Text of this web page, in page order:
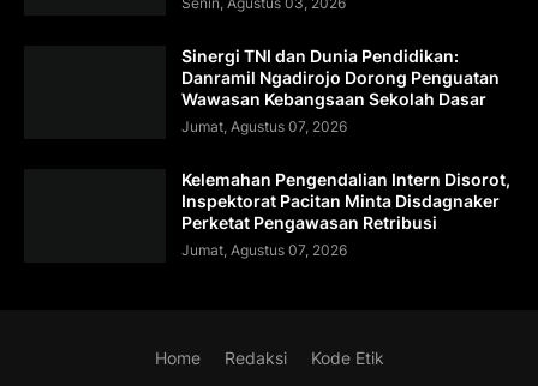
Sinergi TNI dan Dunia Pendidikan:
Danramil Ngadirojo Dorong Penguatan
Wawasan Kebangsaan Sekolah Dasar
Jumat, Agustus 07, 2026
Kelemahan Pengendalian Intern Disorot,
Inspektorat Pacitan Minta Disdagnaker
Perketat Pengawasan Retribusi
Jumat, Agustus 07, 2026
Home Redaksi Kode Etik